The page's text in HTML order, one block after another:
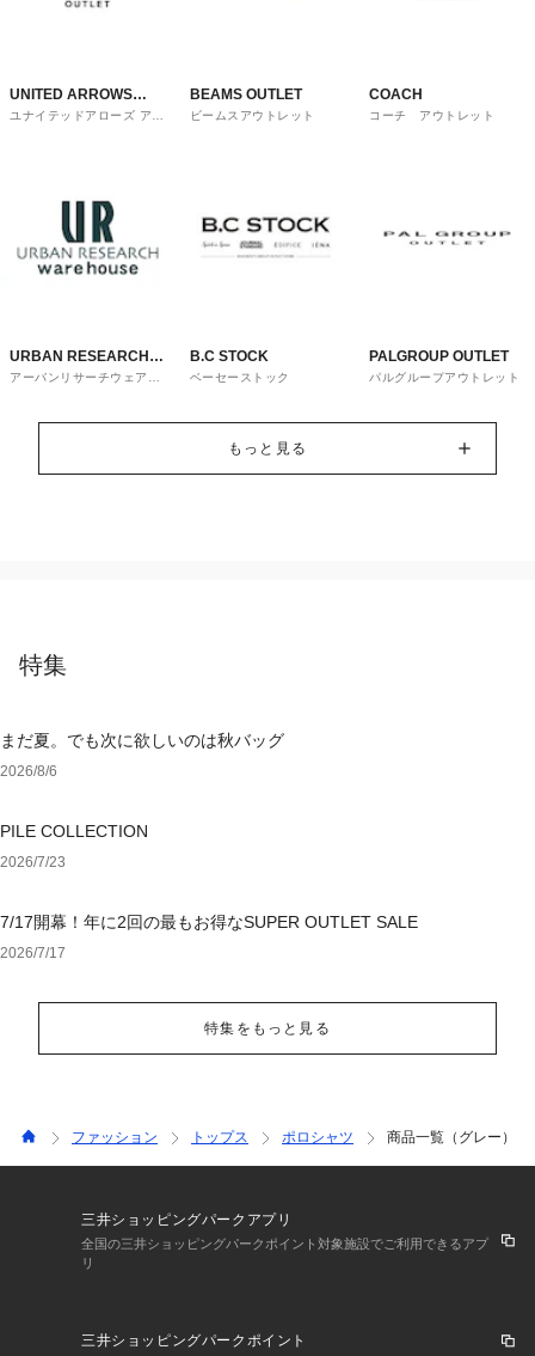
UNITED ARROWS
OUTLET
ユナイテッドアローズ アウ
BEAMS OUTLET
ビームスアウトレット
COACH
コーチ アウトレット
URBAN RESEARCH
ware house
アーバンリサーチウェアハ
B.C STOCK
ベーセーストック
PALGROUP OUTLET
パルグループアウトレット
もっと見る
特集
まだ夏。でも次に欲しいのは秋バッグ
2026/8/6
PILE COLLECTION
2026/7/23
7/17開幕！年に2回の最もお得なSUPER OUTLET SALE
2026/7/17
特集をもっと見る
ファッション トップス ポロシャツ 商品一覧（グレー）
三井ショッピングパークアプリ
全国の三井ショッピングパークポイント対象施設でご利用できるアプ
リ
三井ショッピングパークポイント